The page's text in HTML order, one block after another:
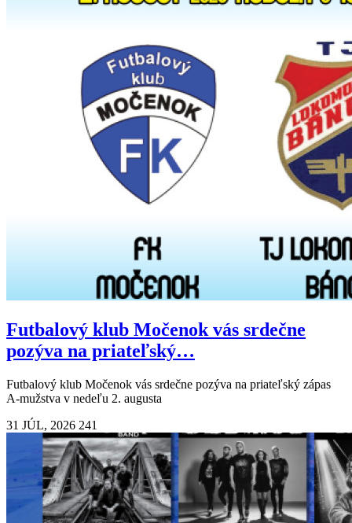
Futbalový klub Močenok vás srdečne
pozýva na priateľský…
Futbalový klub Močenok vás srdečne pozýva na priateľský zápas
A-mužstva v nedeľu 2. augusta
31 JÚL, 2026 241